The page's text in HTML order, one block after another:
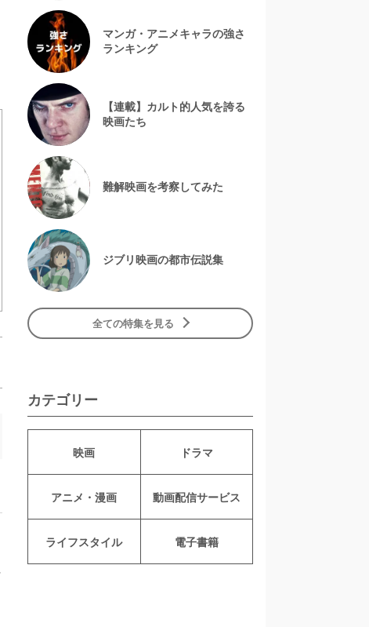
マンガ・アニメキャラの強さ
ランキング
【連載】カルト的人気を誇る
映画たち
難解映画を考察してみた
ジブリ映画の都市伝説集
全ての特集を見る
カテゴリー
映画 ドラマ
アニメ・漫画 動画配信サービス
ライフスタイル 電子書籍